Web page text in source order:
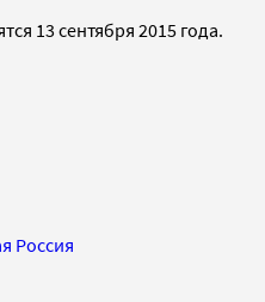
13 сентября 2015 года.
Россия